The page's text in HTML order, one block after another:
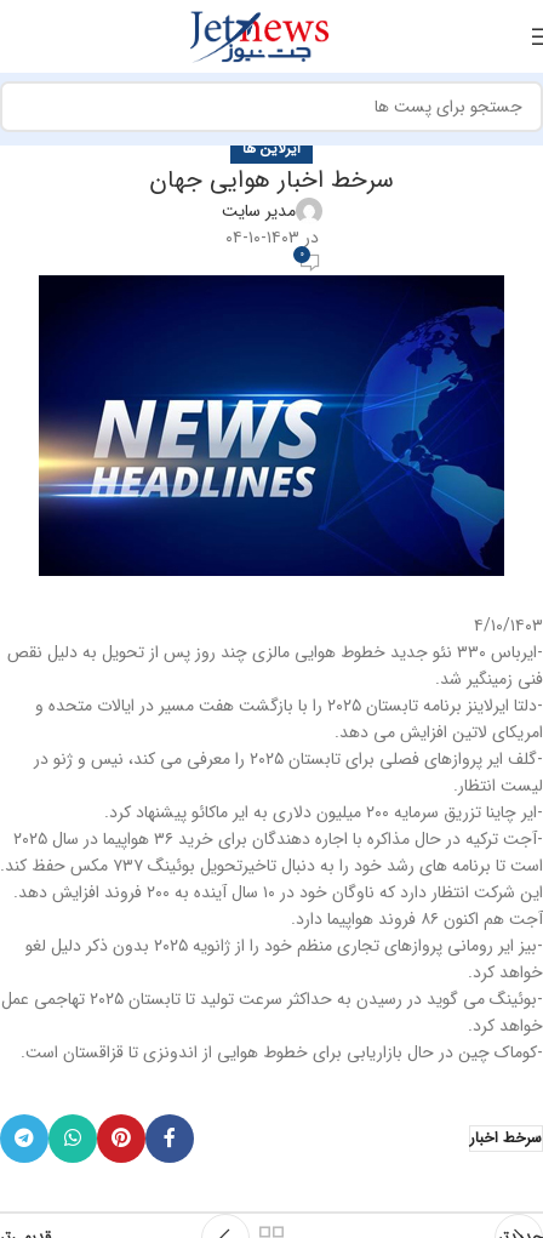
ایرلاین ها
سرخط اخبار هوایی جهان
مدیر سایت
در ۱۴۰۳-۱۰-۰۴
0
۴/۱۰/۱۴۰۳
-ایرباس ۳۳۰ نئو جدید خطوط هوایی مالزی چند روز پس از تحویل به دلیل نقص
فنی زمینگیر شد.
-دلتا ایرلاینز برنامه تابستان ۲۰۲۵ را با بازگشت هفت مسیر در ایالات متحده و
امریکای لاتین افزایش می دهد.
-گلف ایر پروازهای فصلی برای تابستان ۲۰۲۵ را معرفی می کند، نیس و ژنو در
لیست انتظار.
-ایر چاینا تزریق سرمایه ۲۰۰ میلیون دلاری به ایر ماکائو پیشنهاد کرد.
-آجت ترکیه در حال مذاکره با اجاره دهندگان برای خرید ۳۶ هواپیما در سال ۲۰۲۵
است تا برنامه های رشد خود را به دنبال تاخیرتحویل بوئینگ ۷۳۷ مکس حفظ کند.
این شرکت انتظار دارد که ناوگان خود در ۱۰ سال آینده به ۲۰۰ فروند افزایش دهد.
آجت هم اکنون ۸۶ فروند هواپیما دارد.
-بیز ایر رومانی پروازهای تجاری منظم خود را از ژانویه ۲۰۲۵ بدون ذکر دلیل لغو
خواهد کرد.
-بوئینگ می گوید در رسیدن به حداکثر سرعت تولید تا تابستان ۲۰۲۵ تهاجمی عمل
خواهد کرد.
-کوماک چین در حال بازاریابی برای خطوط هوایی از اندونزی تا قزاقستان است.
سرخط اخبار